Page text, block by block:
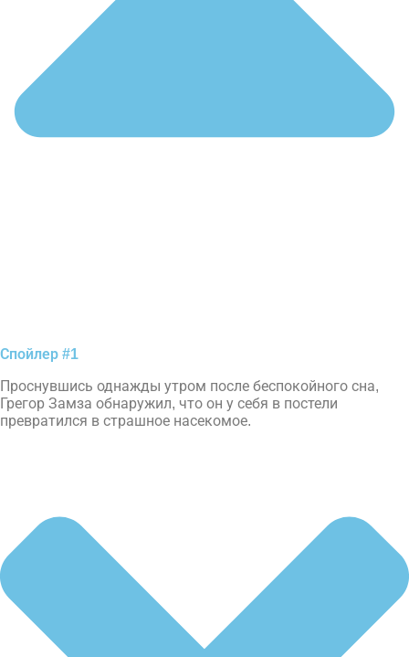
Спойлер #1
Проснувшись однажды утром после беспокойного сна,
Грегор Замза обнаружил, что он у себя в постели
превратился в страшное насекомое.